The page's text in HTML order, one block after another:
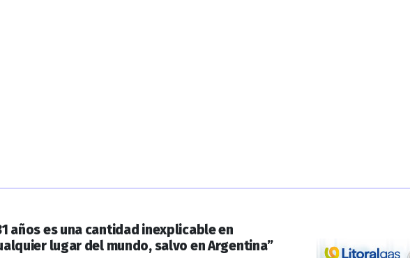
años es una cantidad inexplicable en
lugar del mundo, salvo en Argentina”